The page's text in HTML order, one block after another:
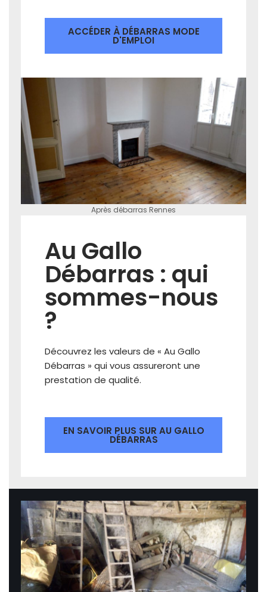
ACCÉDER À DÉBARRAS MODE
D'EMPLOI
Au Gallo
Débarras : qui
sommes-nous
?
Découvrez les valeurs de « Au Gallo
Débarras » qui vous assureront une
prestation de qualité.
EN SAVOIR PLUS SUR AU GALLO
DÉBARRAS
Après débarras Rennes